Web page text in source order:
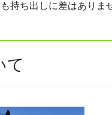
持ち出しに差はありま
て